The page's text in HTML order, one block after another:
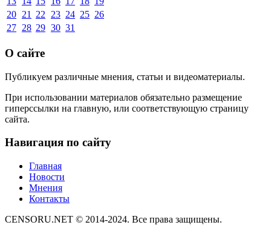
20 21 22 23 24 25 26
27 28 29 30 31
О сайте
Публикуем различные мнения, статьи и видеоматериалы.
При использовании материалов обязательно размещение
гиперссылки на главную, или соответствующую страницу
сайта.
Навигация по сайту
Главная
Новости
Мнения
Контакты
CENSORU.NET © 2014-2024. Все права защищены.